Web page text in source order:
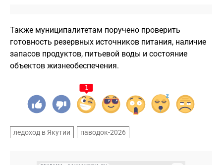
Также муниципалитетам поручено проверить
готовность резервных источников питания, наличие
запасов продуктов, питьевой воды и состояние
объектов жизнеобеспечения.
1
ледоход в Якутии паводок-2026